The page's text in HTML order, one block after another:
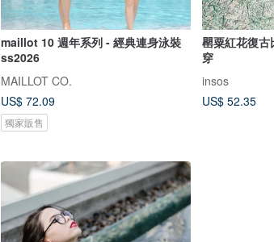
maillot 10 週年系列 - 經典連身泳裝
ss2026
MAILLOT CO.
US$ 72.09
獨家販售
罌粟紅花復
穿
insos
US$ 52.35